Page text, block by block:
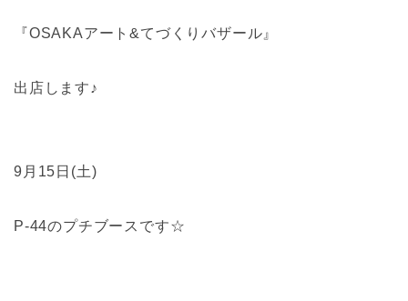
『OSAKAアート&てづくりバザール』
出店します♪
9月15日(土)
P-44のプチブースです☆